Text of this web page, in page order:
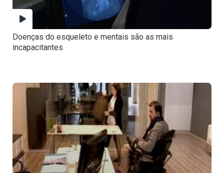
Doenças do esqueleto e mentais são as mais
incapacitantes